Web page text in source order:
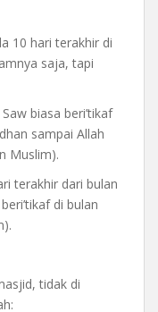
10 hari terakhir di
saja, tapi
biasa beri’tikaf
sampai Allah
Muslim).
terakhir dari bulan
di bulan
tidak di